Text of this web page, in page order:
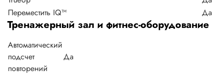
Переместить IQ™
Да
Тренажерный зал и фитнес-оборудование
Автоматический
подсчет
повторений
Да